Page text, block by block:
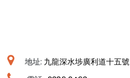
地址: 九龍深水埗廣利道十五號